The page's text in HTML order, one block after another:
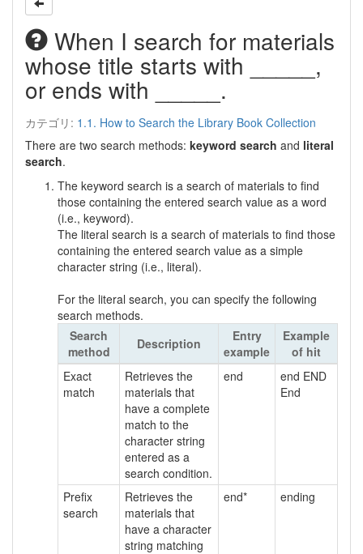
When I search for materials
whose title starts with _____,
or ends with _____.
カテゴリ: 1.1. How to Search the Library Book Collection
There are two search methods: keyword search and literal
search.
The keyword search is a search of materials to find
those containing the entered search value as a word
(i.e., keyword).
The literal search is a search of materials to find those
containing the entered search value as a simple
character string (i.e., literal).
For the literal search, you can specify the following
search methods.
Search
method
Description
Entry
example
Example
of hit
Exact
match
Retrieves the
materials that
have a complete
match to the
character string
entered as a
search condition.
end
end END
End
Prefix
search
Retrieves the
materials that
have a character
string matching
end* ending